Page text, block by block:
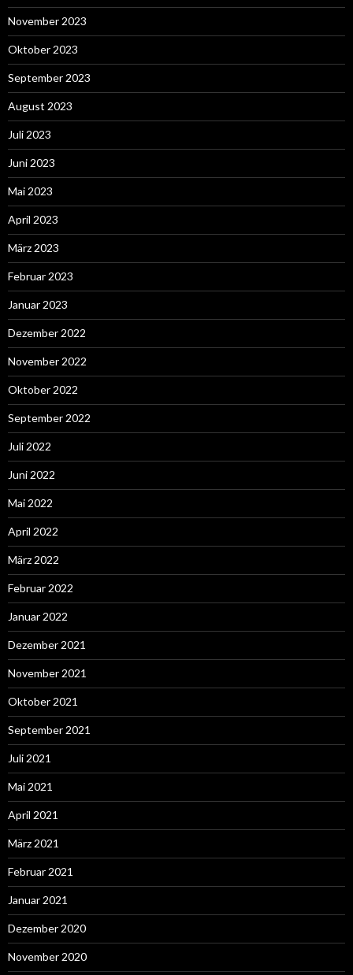
November 2023
Oktober 2023
September 2023
August 2023
Juli 2023
Juni 2023
Mai 2023
April 2023
März 2023
Februar 2023
Januar 2023
Dezember 2022
November 2022
Oktober 2022
September 2022
Juli 2022
Juni 2022
Mai 2022
April 2022
März 2022
Februar 2022
Januar 2022
Dezember 2021
November 2021
Oktober 2021
September 2021
Juli 2021
Mai 2021
April 2021
März 2021
Februar 2021
Januar 2021
Dezember 2020
November 2020